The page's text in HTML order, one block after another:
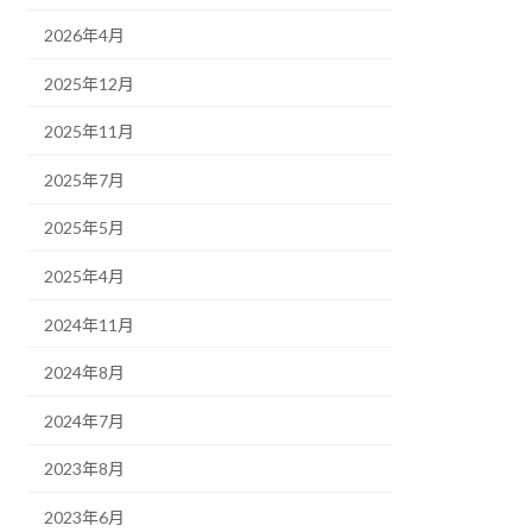
2026年4月
2025年12月
2025年11月
2025年7月
2025年5月
2025年4月
2024年11月
2024年8月
2024年7月
2023年8月
2023年6月